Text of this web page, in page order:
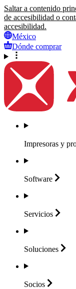
Saltar a contenido
de accesibilidad o
accesibilidad.
México
Dónde comprar
Impresoras y
Software
Servicios
Soluciones
Socios